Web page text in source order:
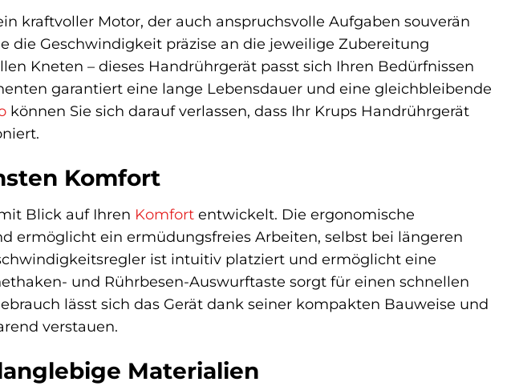
kraftvoller Motor, der auch anspruchsvolle Aufgaben souverän
die Geschwindigkeit präzise an die jeweilige Zubereitung
Kneten – dieses Handrührgerät passt sich Ihren Bedürfnissen
garantiert eine lange Lebensdauer und eine gleichbleibende
können Sie sich darauf verlassen, dass Ihr Krups Handrührgerät
Komfort
Blick auf Ihren Komfort entwickelt. Die ergonomische
ermöglicht ein ermüdungsfreies Arbeiten, selbst bei längeren
ist intuitiv platziert und ermöglicht eine
und Rührbesen-Auswurftaste sorgt für einen schnellen
lässt sich das Gerät dank seiner kompakten Bauweise und
verstauen.
Materialien